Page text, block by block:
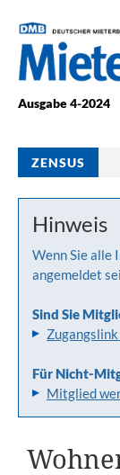
Ausgabe 4-2024
ZENSUS
Hinweis
Wenn Sie alle
angemeldet
Sind Sie
Für Nicht-
Mitglied